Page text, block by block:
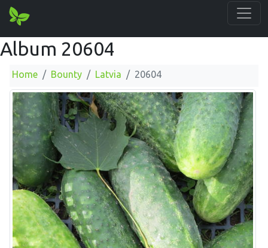
Album 20604
Home Bounty Latvia 20604